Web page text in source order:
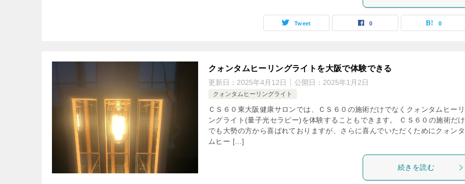
Tweet 0 0
クォンタムヒーリングライトを大阪で体験できる
更新日： 2025年4月12日 公開日： 2025年1月2日
クォンタムヒーリングライト
ＣＳ６０東大阪健康サロンでは、ＣＳ６０の施術だけでなくクォンタムヒーリ
ングライト(量子光セラピー)を体験することもできます。 ＣＳ６０の施術だけ
でも大勢の方から喜ばれておりますが、さらに喜んでいただくためにクォンタ
ムヒー […]
続きを読む